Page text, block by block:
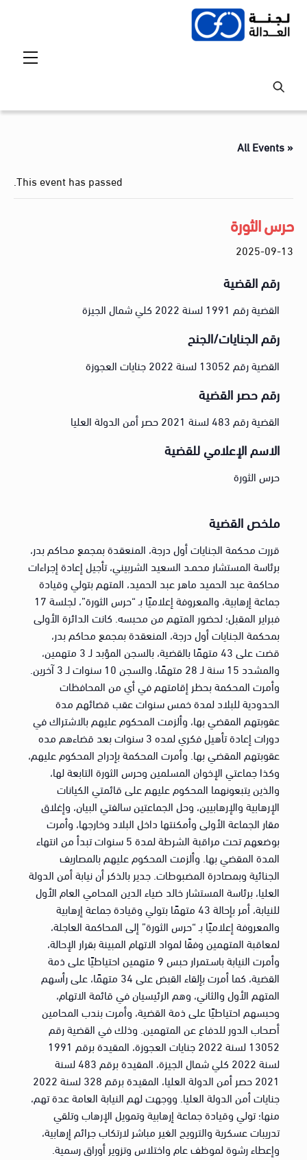
Skip
« All Events
This event has passed.
حرس الثورة
2025-09-13
رقم القضية
القضية رقم 1991 لسنة 2022 كلي شمال الجيزة
رقم الجنايات/الجنح
القضية رقم 13052 لسنة 2022 جنايات العجوزة
رقم حصر القضية
القضية رقم 483 لسنة 2021 حصر أمن الدولة العليا
الاسم الإعلامي للقضية
حرس الثورة
ملخص القضية
قررت محكمة الجنايات أول درجة، المنعقدة بمجمع محاكم بدر،
برئاسة المستشار محمـد السعيد الشربيني، تأجيل إعادة إجراءات
محاكمة عبد الحميد ماهر عبد الحميد، المتهم بتولي وقيادة
جماعة إرهابية، والمعروفة إعلاميًا بـ “حرس الثورة”، لجلسة 17
فبراير المقبل؛ لحضور المتهم من محبسه. كانت الدائرة الأولى
بمحكمة الجنايات أول درجة، المنعقدة بمجمع محاكم بدر،
قضت على 43 متهمًا بالقضية، بالسجن المؤبد لـ 3 متهمين،
والمشدد 15 سنة لـ 28 متهمًا، والسجن 10 سنوات لـ 3 آخرين.
وأمرت المحكمة بحظر إقامتهم في أي من المحافظات
الحدودية للبلاد لمدة خمس سنوات عقب قضائهم مدة
عقوبتهم المقضي بها، وألزمت المحكوم عليهم بالاشتراك في
دورات إعادة تأهيل فكري لمده 3 سنوات بعد قضاءهم مده
عقوبتهم المقضي بها. وأمرت المحكمة بإدراج المحكوم عليهم،
وكذا جماعتي الإخوان المسلمين وحرس الثورة التابعة لها،
والذين يتبعونهما المحكوم عليهم على قائمتي الكيانات
الإرهابية والإرهابيين، وحل الجماعتين سالفتي البيان، وإغلاق
مقار الجماعة الأولى وأمكنتها داخل البلاد وخارجها، وأمرت
بوضعهم تحت مراقبة الشرطة لمدة 5 سنوات تبدأ من انتهاء
المدة المقضي بها. وألزمت المحكوم عليهم بالمصاريف
الجنائية وبمصادرة المضبوطات. جدير بالذكر أن نيابة أمن الدولة
العليا، برئاسة المستشار خالد ضياء الدين المحامي العام الأول
للنيابة، أمر بإحالة 43 متهمًا بتولي وقيادة جماعة إرهابية
والمعروفة إعلاميًا بـ “حرس الثورة” إلى المحاكمة العاجلة،
لمعاقبة المتهمين وفقًا لمواد الاتهام المبينة بقرار الإحالة،
وأمرت النيابة باسـتمرار حبس 9 متهمين احتياطيًا على ذمة
القضية، كما أمرت بإلقاء القبض على 34 متهمًا، على رأسهم
المتهم الأول والثاني، وهم الرئيسيان في قائمة الاتهام،
وحبسهم احتياطيًا على ذمة القضية، وأمرت بندب المحامين
أصحاب الدور للدفاع عن المتهمين. وذلك في القضية رقم
13052 لسنة 2022 جنايات العجوزة، المقيدة برقم 1991
لسنة 2022 كلي شمال الجيزة، المقيدة برقم 483 لسنة
2021 حصر أمن الدولة العليا، المقيدة برقم 328 لسنة 2022
جنايات أمن الدولة العليا. ووجهت لهم النيابة العامة عدة تهم،
منها؛ تولي وقيادة جماعة إرهابية وتمويل الإرهاب وتلقي
تدريبات عسكرية والترويج الغير مباشر لارتكاب جرائم إرهابية،
وإعطاء رشوة لموظف عام واختلاس وتزوير أوراق رسمية.